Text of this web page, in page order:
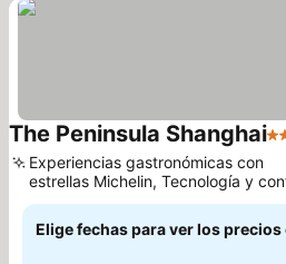
The Peninsula Shanghai5
Experiencias gastronómicas con
estrellas Michelin, Tecnología y
en la habitación
Elige fechas para ver los precios